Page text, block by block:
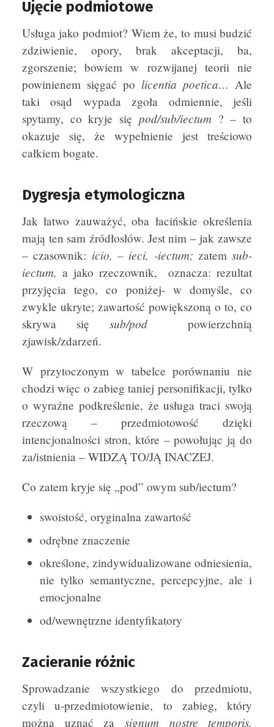
Ujęcie podmiotowe
Usługa jako podmiot? Wiem że, to musi budzić
zdziwienie, opory, brak akceptacji, ba,
zgorszenie; bowiem w rozwijanej teorii nie
powinienem sięgać policentia poetica… Ale
taki osąd wypada zgoła odmiennie, jeśli
spytamy, co kryje się pod/sub/iectum ? – to
okazuje się, że wypełnienie jest treściowo
całkiem bogate.
Dygresja etymologiczna
Jak łatwo zauważyć, oba łacińskie określenia
mają ten sam źródłosłów. Jest nim – jak zawsze
– czasownik: icio, – ieci, -iectum; zatemsub-
iectum, a jako rzeczownik, oznacza: rezultat
przyjęcia tego, co poniżej- w domyśle, co
zwykle ukryte; zawartość powiększoną o to, co
skrywa się sub/podpowierzchnią
zjawisk/zdarzeń.
W przytoczonym w tabelce porównaniu nie
chodzi więc o zabieg taniej personifikacji, tylko
o wyraźne podkreślenie, że usługa traci swoją
rzeczową – przedmiotowość dzięki
intencjonalności stron, które – powołując ją do
za/istnienia – WIDZĄ TO/JĄ INACZEJ.
Co zatem kryje się „pod” owym sub/iectum?
swoistość, oryginalna zawartość
odrębne znaczenie
określone, zindywidualizowane odniesienia,
nie tylko semantyczne, percepcyjne, ale i
emocjonalne
od/wewnętrzne identyfikatory
Zacieranie różnic
Sprowadzanie wszystkiego do przedmiotu,
czyli u-przedmiotowienie, to zabieg, który
można uznać za signum nostre temporis.